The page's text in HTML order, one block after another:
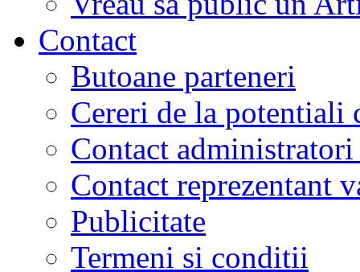
Contact
Butoane parteneri
Cereri de la potentiali
Contact
Contact reprezentant
Publicitate
Termeni si conditii